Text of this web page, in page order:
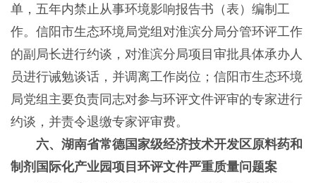
单，五年内禁止从事环境影响报告书（表）编制工
作。信阳市生态环境局党组对淮滨分局分管环评工作
的副局长进行约谈，对淮滨分局项目审批具体承办人
员进行诫勉谈话，并调离工作岗位；信阳市生态环境
局党组主要负责同志对参与环评文件评审的专家进行
约谈，并责令退缴专家评审费。
六、湖南省常德国家级经济技术开发区原料药和
制剂国际化产业园项目环评文件严重质量问题案